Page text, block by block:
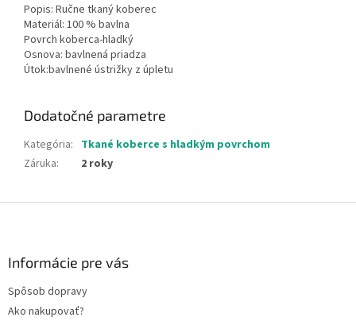
Popis: Ručne tkaný koberec
Materiál: 100 % bavlna
Povrch koberca-hladký
Osnova: bavlnená priadza
Útok:bavlnené ústrižky z úpletu
Dodatočné parametre
Kategória: Tkané koberce s hladkým povrchom
Záruka: 2 roky
Informácie pre vás
Spôsob dopravy
Ako nakupovať?